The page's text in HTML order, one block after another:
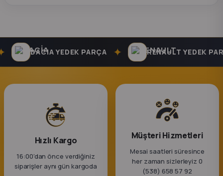
DACIA YEDEK PARÇA ✦ RENAULT YEDEK
Hızlı Kargo
16:00’dan önce verdiğiniz
siparişler aynı gün kargoda
Müşteri Hizmetleri
Mesai saatleri süresince
her zaman sizlerleyiz 0
(538) 658 57 92